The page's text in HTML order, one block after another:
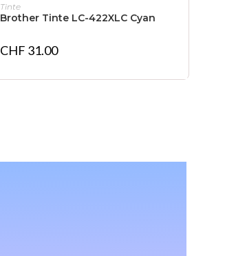
Tinte
Brother Tinte LC-422XLC Cyan
CHF 31.00